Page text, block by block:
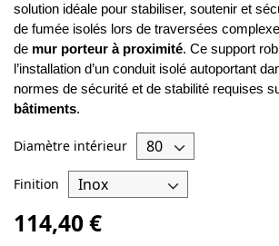
solution idéale pour stabiliser, soutenir et
de fumée isolés lors de traversées
de mur porteur à proximité. Ce support
l’installation d’un conduit isolé autoportant
normes de sécurité et de stabilité requises
bâtiments.
Diamètre intérieur
Finition
114,40 €